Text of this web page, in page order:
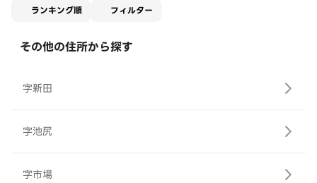
ランキング順 フィルター
その他の住所から探す
字新田
字池尻
字市場